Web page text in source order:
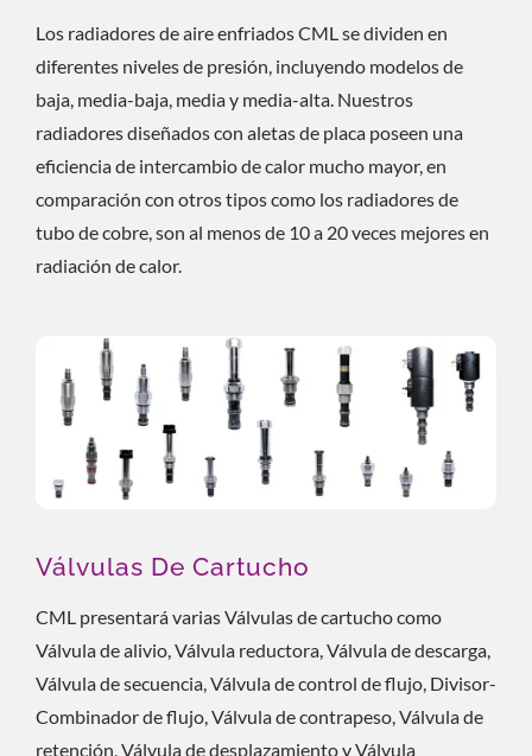
Los radiadores de aire enfriados CML se dividen en
diferentes niveles de presión, incluyendo modelos de
baja, media-baja, media y media-alta. Nuestros
radiadores diseñados con aletas de placa poseen una
eficiencia de intercambio de calor mucho mayor, en
comparación con otros tipos como los radiadores de
tubo de cobre, son al menos de 10 a 20 veces mejores en
radiación de calor.
Válvulas De Cartucho
CML presentará varias Válvulas de cartucho como
Válvula de alivio, Válvula reductora, Válvula de descarga,
Válvula de secuencia, Válvula de control de flujo, Divisor-
Combinador de flujo, Válvula de contrapeso, Válvula de
retención, Válvula de desplazamiento y Válvula